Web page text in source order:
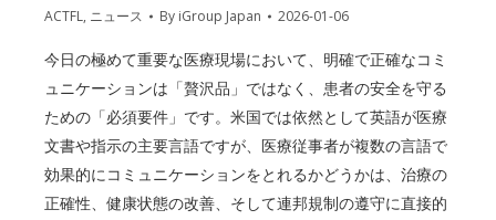
ACTFL, ニュース By iGroup Japan 2026-01-06
今日の極めて重要な医療現場において、明確で正確なコミ
ュニケーションは「贅沢品」ではなく、患者の安全を守る
ための「必須要件」です。米国では依然として英語が医療
文書や指示の主要言語ですが、医療従事者が複数の言語で
効果的にコミュニケーションをとれるかどうかは、治療の
正確性、健康状態の改善、そして連邦規制の遵守に直接的